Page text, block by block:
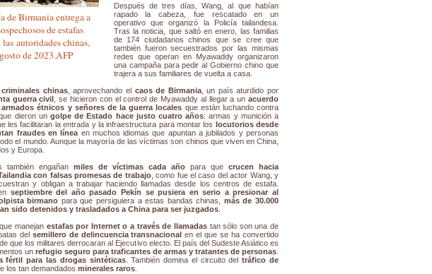
de Birmania entrega a
de estafas
autoridades chinas,
de 2023.AFP
Después de tres días, Wang, al que habían
rapado la cabeza, fue rescatado en un
operativo que organizó la Policía tailandesa.
Tras la noticia, que saltó en enero, las familias
de 174 ciudadanos chinos que se cree que
también fueron secuestrados por las mismas
redes que operan en Myawaddy organizaron
una campaña para pedir al Gobierno chino que
trajera a sus familiares de vuelta a casa.
chinas, aprovechando el caos de Birmania, un país aturdido por
guerra civil , se hicieron con el control de Myawaddy al llegar a unacuerdo
étnicos y señores de la guerra locales que están luchando contra
dieron un golpe de Estado hace justo cuatro años: armas y munición a
les facilitaran la entrada y la infraestructura para montar los locutorios desde
fraudes en línea en muchos idiomas que apuntan a jubilados y personas
el mundo. Aunque la mayoría de las víctimas son chinos que viven en China,
y Europa.
también engañan miles de víctimas cada año para que crucen hacia
con falsas promesas de trabajo, como fue el caso del actor Wang, y
y obligan a trabajar haciendo llamadas desde los centros de estafa.
septiembre del año pasado Pekín se pusiera en serio a presionar al
birmano para que persiguiera a estas bandas chinas, más de 30.000
sido detenidos y trasladados a China para ser juzgados
manejan estafas por Internet o a través de llamadastan sólo son una de
del semillero de delincuencia transnacional en el que se ha convertido
que los militares derrocaran al Ejecutivo electo. El país del Sudeste Asiático es
un refugio seguro para traficantes de armas y tratantes de personas
fértil para las drogas sintéticas. También domina el circuito deltráfico de
los tan demandados minerales raros